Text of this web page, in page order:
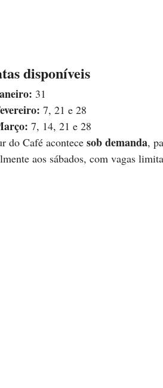
disponíveis
31
7, 21 e 28
7, 14, 21 e 28
do Café acontece sob demanda,
aos sábados, com vagas